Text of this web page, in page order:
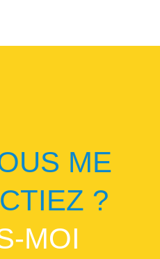
ME
?
MOI